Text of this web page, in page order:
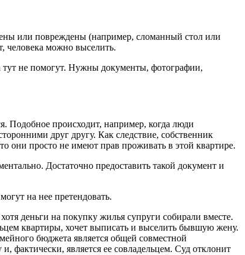
или повреждены (например, сломанный стол или
человека можно выселить.
тут не помогут. Нужны документы, фотографии,
Подобное происходит, например, когда люди
друг другу. Как следствие, собственник
они просто не имеют прав проживать в этой квартире.
Достаточно предоставить такой документ и
на нее претендовать.
деньги на покупку жилья супруги собирали вместе.
квартиры, хочет выписать и выселить бывшую жену.
бюджета является общей совместной
фактически, является ее совладельцем. Суд отклонит